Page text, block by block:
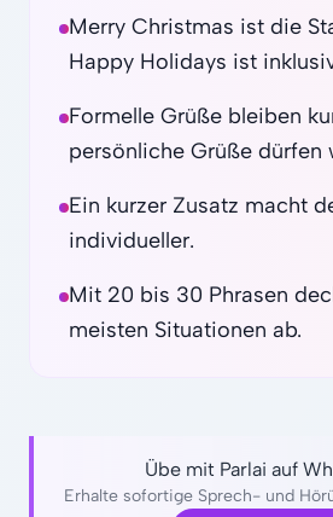
Merry Christmas ist die
Happy Holidays ist
Formelle Grüße bleiben
persönliche Grüße dürfen
Ein kurzer Zusatz macht
individueller.
Mit 20 bis 30 Phrasen
meisten Situationen ab.
Übe mit Parlai auf
Erhalte sofortige Sprech- und